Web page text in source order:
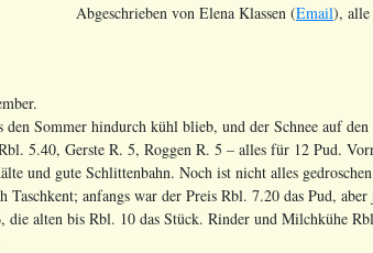
Abgeschrieben von Elena Klassen (Email),
Sommer hindurch kühl blieb, und der Schnee auf
5.40, Gerste R. 5, Roggen R. 5 – alles für 12 Pud.
und gute Schlittenbahn. Noch ist nicht alles
anfangs war der Preis Rbl. 7.20 das Pud,
alten bis Rbl. 10 das Stück. Rinder und Milchkühe